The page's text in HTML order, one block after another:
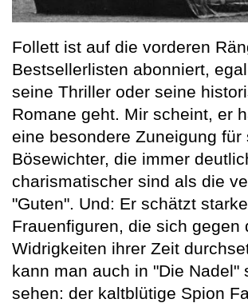
Follett ist auf die vorderen
Bestsellerlisten abonniert,
seine Thriller oder seine
Romane geht. Mir scheint, er
eine besondere Zuneigung für
Bösewichter, die immer
charismatischer sind als die
"Guten". Und: Er schätzt starke
Frauenfiguren, die sich gegen
Widrigkeiten ihrer Zeit
kann man auch in "Die Nadel"
sehen: der kaltblütige Spion